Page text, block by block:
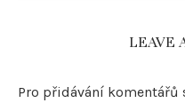
LEAVE
Pro přidávání komentářů